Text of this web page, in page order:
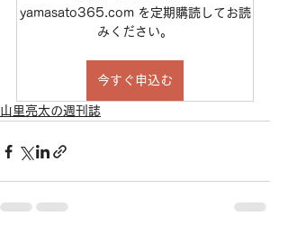
yamasato365.com を定期購読してお読
みください。
今すぐ申込む
山里亮太の週刊誌